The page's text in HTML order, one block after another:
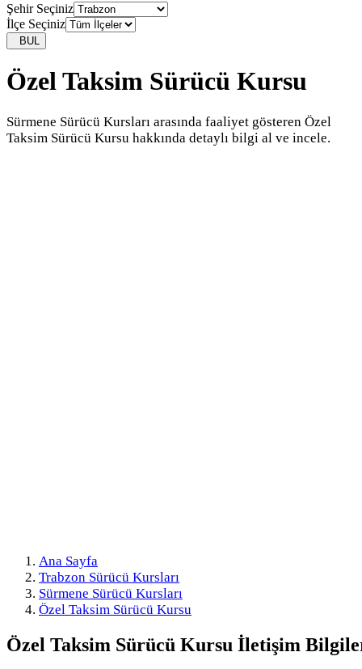
Şehir Seçiniz
İlçe Seçiniz
BUL
Özel Taksim Sürücü Kursu
Sürmene Sürücü Kursları arasında faaliyet gösteren Özel
Taksim Sürücü Kursu hakkında detaylı bilgi al ve incele.
Ana Sayfa
Trabzon Sürücü Kursları
Sürmene Sürücü Kursları
Özel Taksim Sürücü Kursu
Özel Taksim Sürücü Kursu İletişim